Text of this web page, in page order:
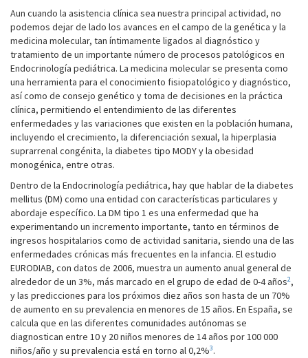
Aun cuando la asistencia clínica sea nuestra principal actividad, no
podemos dejar de lado los avances en el campo de la genética y la
medicina molecular, tan íntimamente ligados al diagnóstico y
tratamiento de un importante número de procesos patológicos en
Endocrinología pediátrica. La medicina molecular se presenta como
una herramienta para el conocimiento fisiopatológico y diagnóstico,
así como de consejo genético y toma de decisiones en la práctica
clínica, permitiendo el entendimiento de las diferentes
enfermedades y las variaciones que existen en la población humana,
incluyendo el crecimiento, la diferenciación sexual, la hiperplasia
suprarrenal congénita, la diabetes tipo MODY y la obesidad
monogénica, entre otras.
Dentro de la Endocrinología pediátrica, hay que hablar de la diabetes
mellitus (DM) como una entidad con características particulares y
abordaje específico. La DM tipo 1 es una enfermedad que ha
experimentando un incremento importante, tanto en términos de
ingresos hospitalarios como de actividad sanitaria, siendo una de las
enfermedades crónicas más frecuentes en la infancia. El estudio
EURODIAB, con datos de 2006, muestra un aumento anual general de
alrededor de un 3%, más marcado en el grupo de edad de 0-4 años2,
y las predicciones para los próximos diez años son hasta de un 70%
de aumento en su prevalencia en menores de 15 años. En España, se
calcula que en las diferentes comunidades autónomas se
diagnostican entre 10 y 20 niños menores de 14 años por 100 000
niños/año y su prevalencia está en torno al 0,2%3.